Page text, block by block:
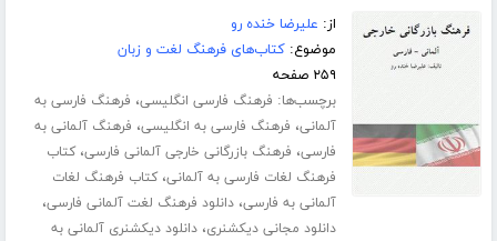
از: علیرضا خنده رو
موضوع:کتاب‌های فرهنگ لغت و زبان
۲۵۹ صفحه
برچسب‌ها: فرهنگ فارسی انگلیسی، فرهنگ فارسی به
آلمانی، فرهنگ فارسی به انگلیسی، فرهنگ آلمانی به
فارسی، فرهنگ بازرگانی خارجی آلمانی فارسی،کتاب
فرهنگ لغات فارسی به آلمانی،کتاب فرهنگ لغات
آلمانی به فارسی،دانلود فرهنگ لغت آلمانی فارسی،
دانلود مجانی دیکشنری،دانلود دیکشنری آلمانی به